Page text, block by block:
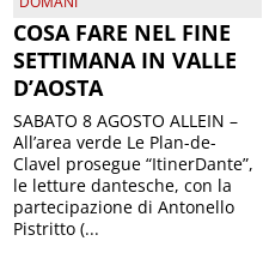
COSA FARE NEL FINE
SETTIMANA IN VALLE
D’AOSTA
SABATO 8 AGOSTO ALLEIN –
All’area verde Le Plan-de-
Clavel prosegue “ItinerDante”,
le letture dantesche, con la
partecipazione di Antonello
Pistritto (...